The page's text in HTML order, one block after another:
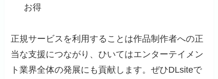
お得
正規サービスを利用することは作品制作者への正
当な支援につながり、ひいてはエンターテイメン
ト業界全体の発展にも貢献します。ぜひDLsiteで